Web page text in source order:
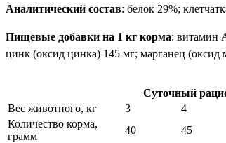
Аналитический состав: белок 29%;
Пищевые добавки на 1 кг корма: витамин
цинк (оксид цинка) 145 мг; марганец (оксид
Суточный
Вес животного, кг
3 4
Количество корма,
грамм
40 45